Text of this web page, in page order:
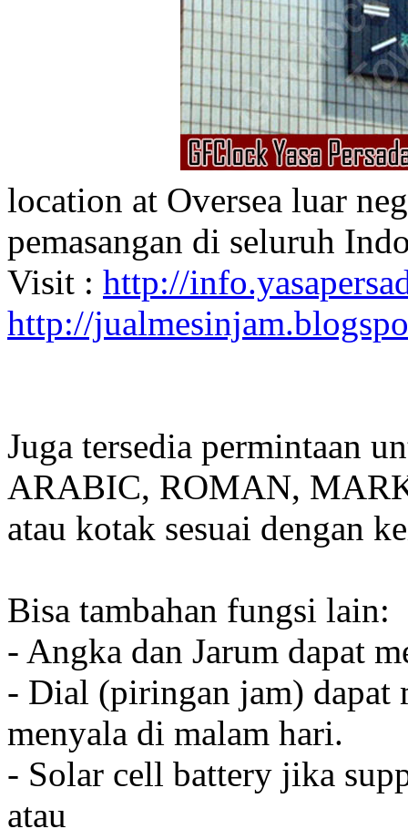
location at Oversea luar
pemasangan di seluruh
Visit : http://
http://
Juga tersedia permintaan
ARABIC, ROMAN,
atau kotak sesuai dengan
Bisa tambahan fungsi lain:
- Angka dan Jarum dapat
- Dial (piringan jam) dapat
menyala di malam hari.
- Solar cell battery jika
atau